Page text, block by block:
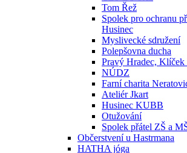
Tom Řež
Spolek pro ochranu
Husinec
Myslivecké sdružení
Polepšovna ducha
Pravý Hradec,
NÚDZ
Farní charita
Ateliér Jkart
Husinec KUBB
Otužování
Spolek přátel ZŠ a
Občerstvení u Hastrmana
HATHA jóga